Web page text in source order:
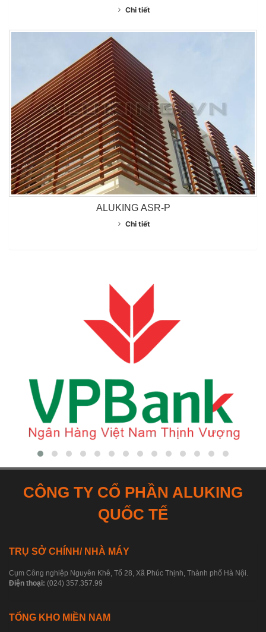
Chi tiết
ALUKING ASR-P
Chi tiết
CÔNG TY CỔ PHẦN ALUKING
QUỐC TẾ
TRỤ SỞ CHÍNH/ NHÀ MÁY
Cụm Công nghiệp Nguyên Khê, Tổ 28, Xã Phúc Thịnh, Thành phố Hà Nội.
Điện thoại: (024) 357.357.99
TỔNG KHO MIỀN NAM